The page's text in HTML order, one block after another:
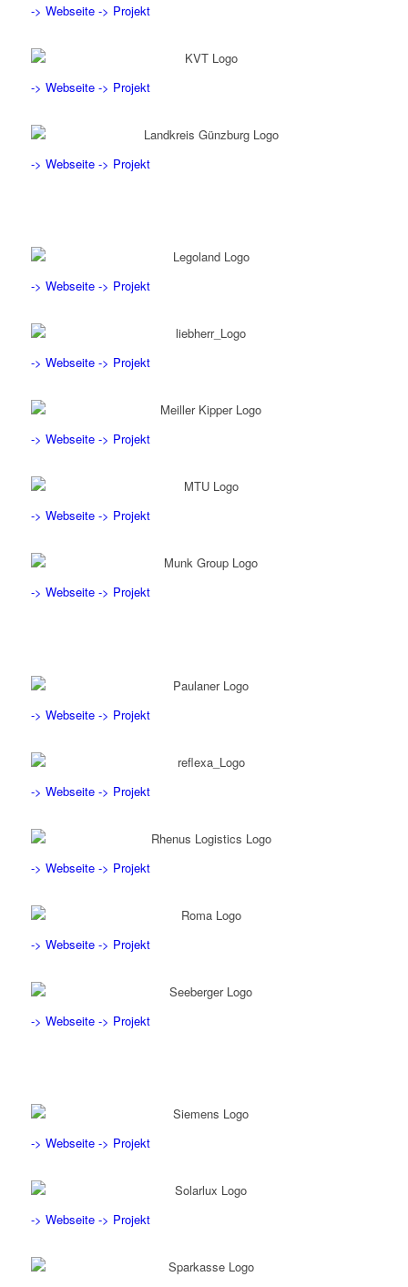
-> Webseite -> Projekt
-> Webseite -> Projekt
-> Webseite -> Projekt
-> Webseite -> Projekt
-> Webseite -> Projekt
-> Webseite -> Projekt
-> Webseite -> Projekt
-> Webseite -> Projekt
-> Webseite -> Projekt
-> Webseite -> Projekt
-> Webseite -> Projekt
-> Webseite -> Projekt
-> Webseite -> Projekt
-> Webseite -> Projekt
-> Webseite -> Projekt